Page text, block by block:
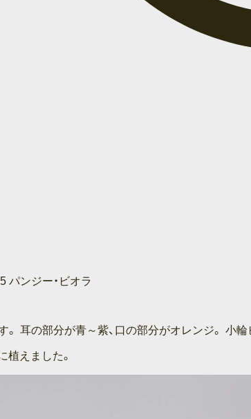
パンジー・ビオラ
。 耳の部分が青～紫、口の部分がオレンジ。 小
植えました。